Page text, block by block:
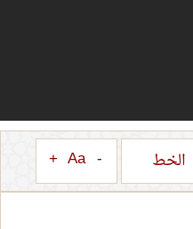
الخط -
Aa
+